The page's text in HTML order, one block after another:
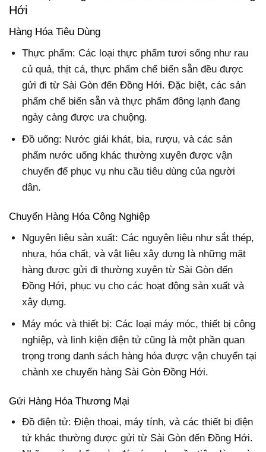
Hới
Hàng Hóa Tiêu Dùng
Thực phẩm: Các loại thực phẩm tươi sống như rau
củ quả, thịt cá, thực phẩm chế biến sẵn đều được
gửi đi từ Sài Gòn đến Đồng Hới. Đặc biệt, các sản
phẩm chế biến sẵn và thực phẩm đông lạnh đang
ngày càng được ưa chuộng.
Đồ uống: Nước giải khát, bia, rượu, và các sản
phẩm nước uống khác thường xuyên được vận
chuyển để phục vụ nhu cầu tiêu dùng của người
dân.
Chuyển Hàng Hóa Công Nghiệp
Nguyên liệu sản xuất: Các nguyên liệu như sắt thép,
nhựa, hóa chất, và vật liệu xây dựng là những mặt
hàng được gửi đi thường xuyên từ Sài Gòn đến
Đồng Hới, phục vụ cho các hoạt động sản xuất và
xây dựng.
Máy móc và thiết bị: Các loại máy móc, thiết bị công
nghiệp, và linh kiện điện tử cũng là một phần quan
trọng trong danh sách hàng hóa được vận chuyển tại
chành xe chuyển hàng Sài Gòn Đồng Hới.
Gửi Hàng Hóa Thương Mại
Đồ điện tử: Điện thoại, máy tính, và các thiết bị điện
tử khác thường được gửi từ Sài Gòn đến Đồng Hới.